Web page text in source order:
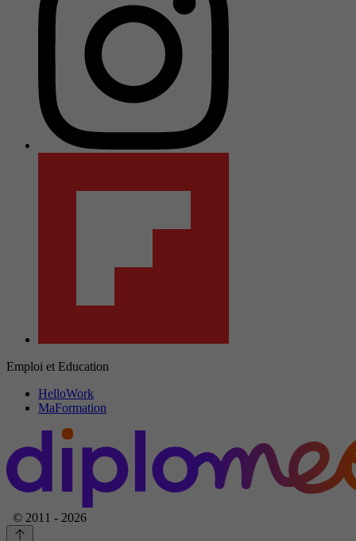
Emploi et Education
HelloWork
MaFormation
© 2011 - 2026